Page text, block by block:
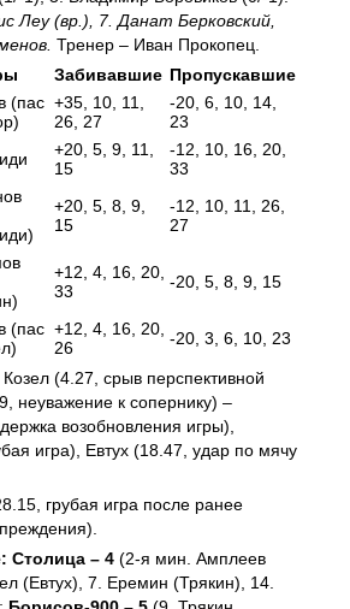
Леу (вр.), 7. Данат Берковский,
Тренер – Иван Прокопец.
Забивавшие Пропускавшие
(пас +35, 10, 11,
26, 27
-20, 6, 10, 14,
23
+20, 5, 9, 11,
15
-12, 10, 16, 20,
33
+20, 5, 8, 9,
15
-12, 10, 11, 26,
27
+12, 4, 16, 20,
33
-20, 5, 8, 9, 15
(пас +12, 4, 16, 20,
26
-20, 3, 6, 10, 23
Козел (4.27, срыв перспективной
неуважение к сопернику) –
возобновления игры),
игра), Евтух (18.47, удар по мячу
грубая игра после ранее
Столица – 4 (2-я мин. Амплеев
(Евтух), 7. Еремин (Трякин), 14.